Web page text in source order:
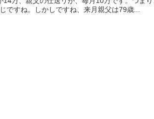
ですね。しかしですね、来月親父は79歳...